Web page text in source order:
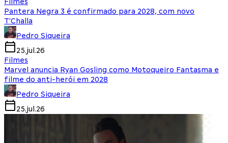
Pantera Negra 3 é confirmado para 2028, com novo
T'Challa
Pedro Siqueira
25.jul.26
Filmes
Marvel anuncia Ryan Gosling como Motoqueiro Fantasma e
filme do anti-herói em 2028
Pedro Siqueira
25.jul.26